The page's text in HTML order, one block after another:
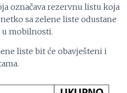
označava rezervnu listu koja
sa zelene liste odustane
mobilnosti.
liste bit će obavješteni i